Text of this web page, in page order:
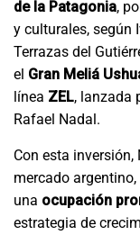
de la Patagonia,
y culturales, según
Terrazas del
el Gran Meliá
línea ZEL, lanzada
Rafael Nadal.
Con esta
mercado
una ocupación
estrategia de